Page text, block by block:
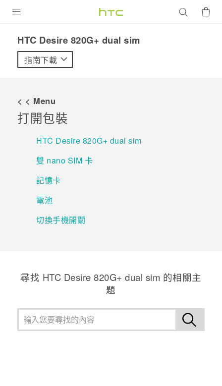
VIVE
配件
優惠專區
焦點訊息
銷售門市
銷售通路
支援服務
VIVELAND
HTC Desire 820G+ dual sim‎
指南下載
< < Menu
打開包裝
HTC Desire 820G‍+ dual sim
雙 nano SIM 卡
記憶卡
電池
切換手機開關
尋找 HTC Desire 820G+ dual sim 的相關主
題